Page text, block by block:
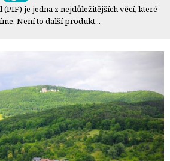
je jedna z nejdůležitějších věcí, které
Není to další produkt...